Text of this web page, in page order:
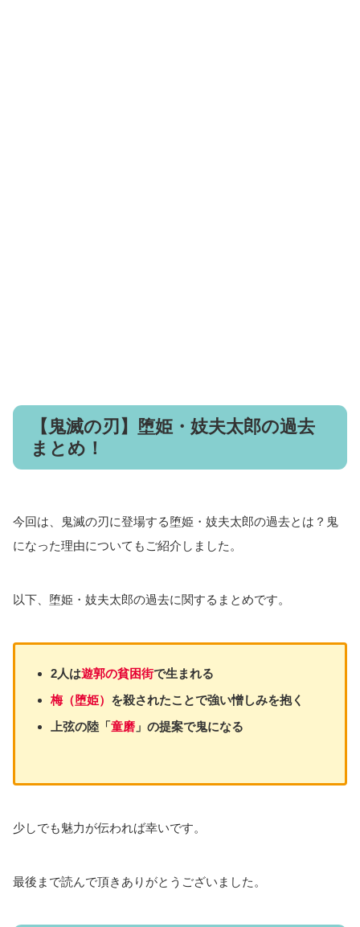
【鬼滅の刃】堕姫・妓夫太郎の過去
まとめ！
今回は、鬼滅の刃に登場する堕姫・妓夫太郎の過去とは？鬼
になった理由についてもご紹介しました。
以下、堕姫・妓夫太郎の過去に関するまとめです。
2人は遊郭の貧困街で生まれる
梅（堕姫） を殺されたことで強い憎しみを抱く
上弦の陸「童磨 」の提案で鬼になる
少しでも魅力が伝われば幸いです。
最後まで読んで頂きありがとうございました。